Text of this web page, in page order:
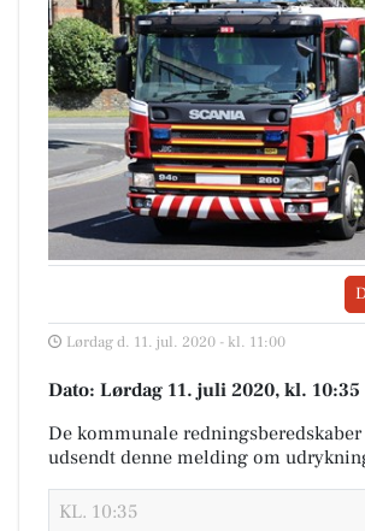
Lørdag d. 11. jul. 2020 - kl. 11:00
Dato: Lørdag 11. juli 2020, kl. 10:35
De kommunale
udsendt denne melding om
KL. 10:35